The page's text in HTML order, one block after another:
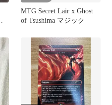
MTG Secret Lair x Ghost
of Tsushima マジック